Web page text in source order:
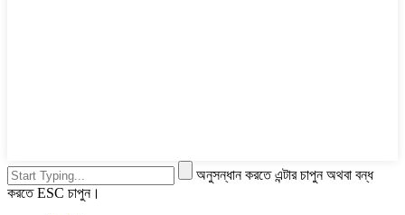
অনুসন্ধান করতে এন্টার চাপুন অথবা বন্ধ
করতে ESC চাপুন।